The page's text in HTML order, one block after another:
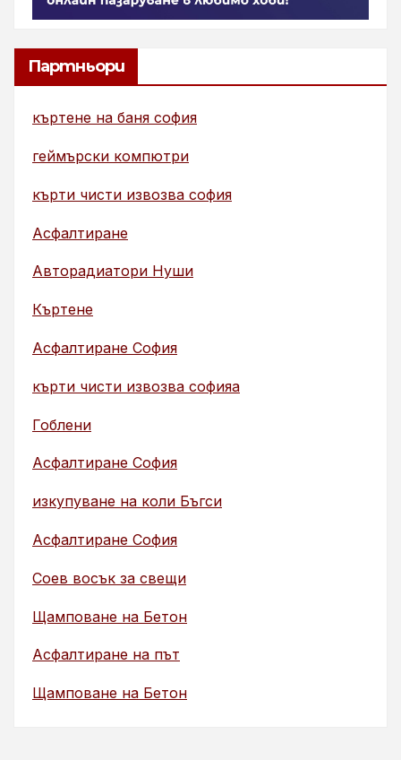
Партньори
къртене на баня софия
геймърски компютри
кърти чисти извозва софия
Асфалтиране
Авторадиатори Нуши
Къртене
Асфалтиране София
кърти чисти извозва софияа
Гоблени
Асфалтиране София
изкупуване на коли Бъгси
Асфалтиране София
Соев восък за свещи
Щамповане на Бетон
Асфалтиране на път
Щамповане на Бетон